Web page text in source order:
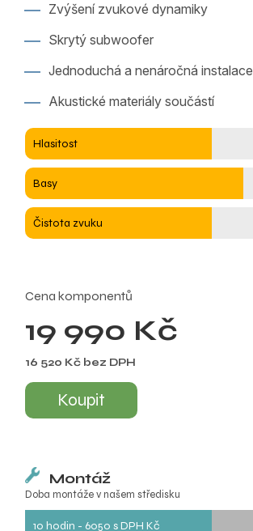
Zvýšení zvukové dynamiky
Skrytý subwoofer
Jednoduchá a nenáročná instalace
Akustické materiály součástí
Hlasitost
Basy
Čistota zvuku
Cena komponentů
19 990 Kč
16 520 Kč bez DPH
Koupit
Montáž
Doba montáže v našem středisku
10 hodin - 6050 s DPH Kč